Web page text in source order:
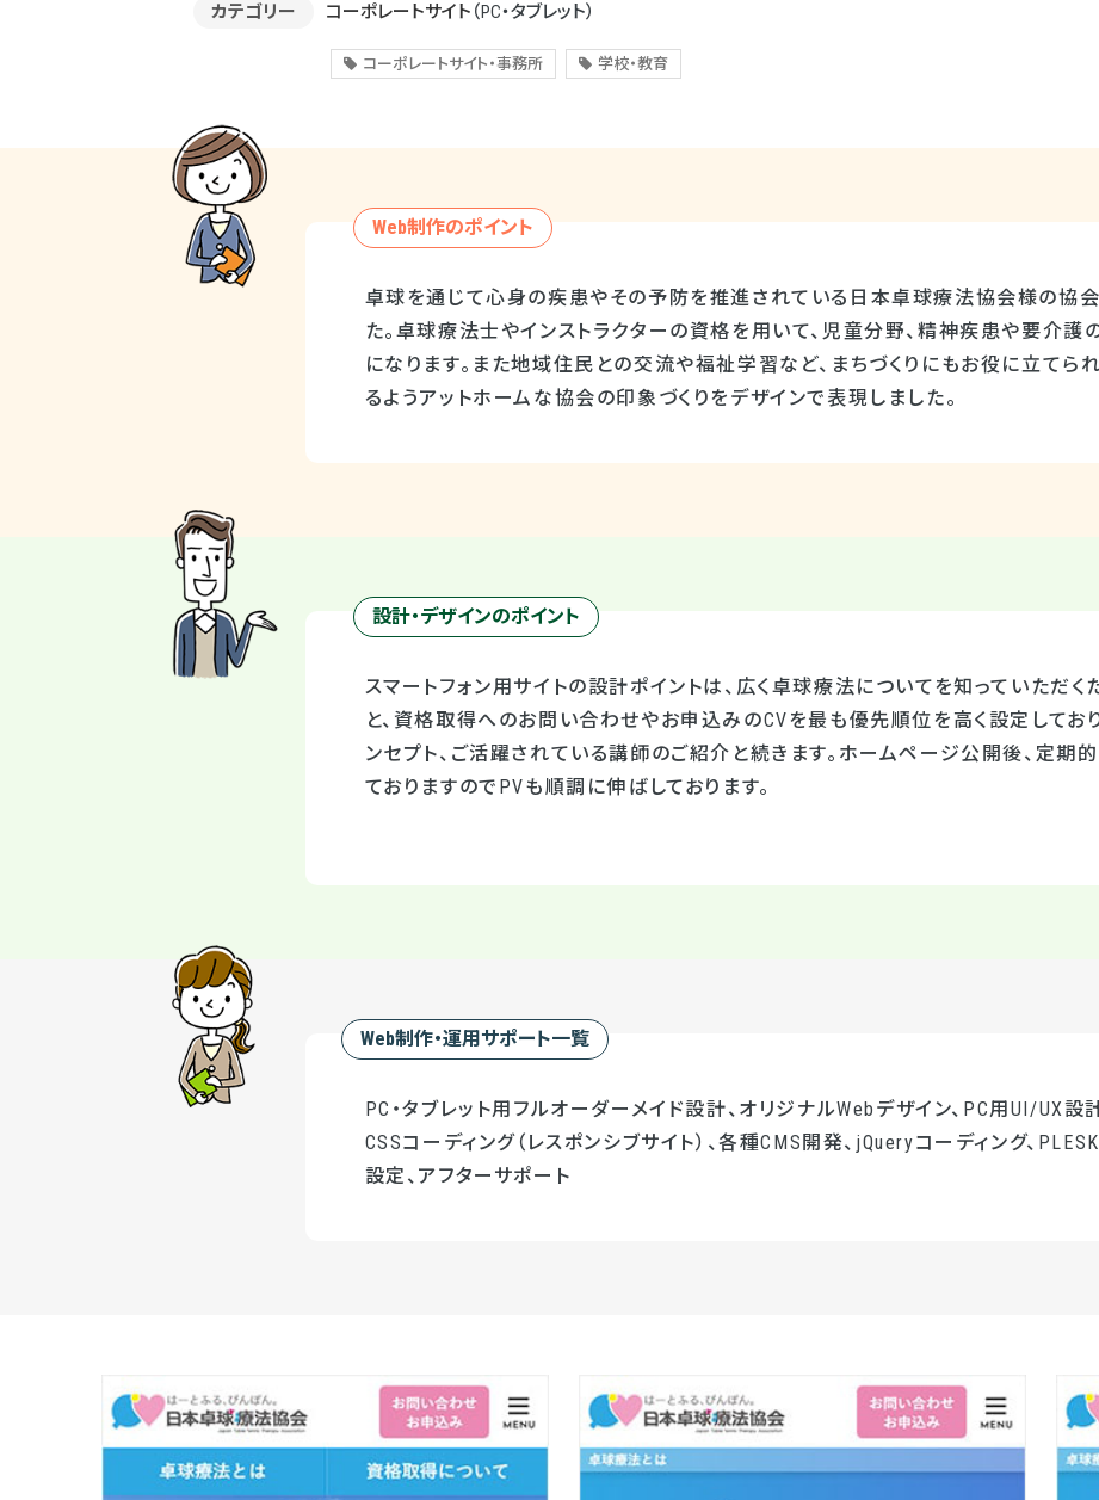
カテゴリー コーポレートサイト （PC・タブレット）
コーポレートサイト・事務所 学校・教育
Web制作のポイント
卓球を通じて心身の疾患やその予防を推進されている日本卓球療法協会様の協
た。卓球療法士やインストラクターの資格を用いて、児童分野、精神疾患や要介護
になります。また地域住民との交流や福祉学習など、まちづくりにもお役に立てら
るようアットホームな協会の印象づくりをデザインで表現しました。
設計・デザインのポイント
スマートフォン用サイトの設計ポイントは、広く卓球療法についてを知っていただ
と、資格取得へのお問い合わせやお申込みのCVを最も優先順位を高く設定してお
ンセプト、ご活躍されている講師のご紹介と続きます。ホームページ公開後、定期
ておりますのでPVも順調に伸ばしております。
Web制作・運用サポート一覧
PC・タブレット用フルオーダーメイド設計、オリジナルWebデザイン、PC用UI/UX設
CSSコーディング（レスポンシブサイト）、各種CMS開発、jQueryコーディング、
設定、アフターサポート